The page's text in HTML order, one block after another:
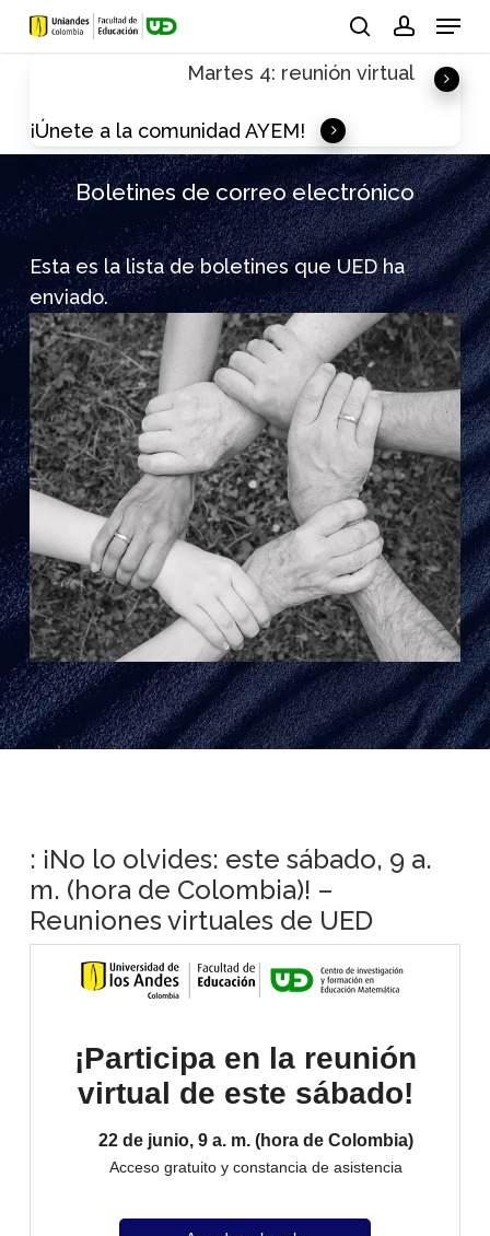
Skip
Menu
Martes 4: reunión virtual
¡Únete a la comunidad AYEM!
Boletines de correo electrónico
Esta es la lista de boletines que UED ha
enviado.
: ¡No lo olvides: este sábado, 9 a.
m. (hora de Colombia)! –
Reuniones virtuales de UED